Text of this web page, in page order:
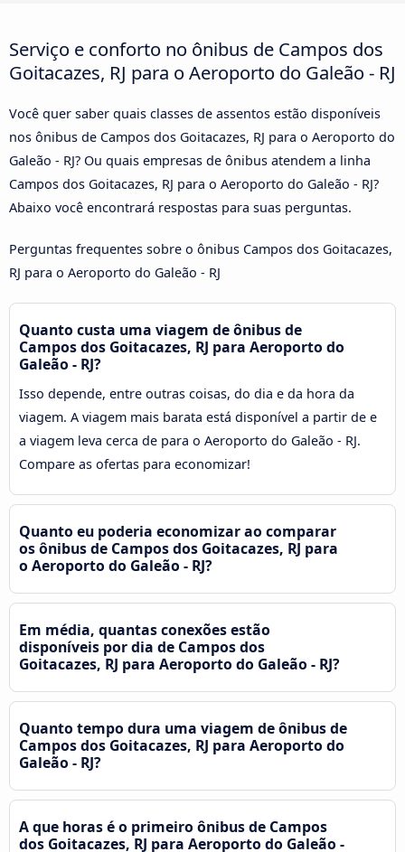
Serviço e conforto no ônibus de Campos dos
Goitacazes, RJ para o Aeroporto do Galeão - RJ
Você quer saber quais classes de assentos estão disponíveis
nos ônibus de Campos dos Goitacazes, RJ para o Aeroporto do
Galeão - RJ? Ou quais empresas de ônibus atendem a linha
Campos dos Goitacazes, RJ para o Aeroporto do Galeão - RJ?
Abaixo você encontrará respostas para suas perguntas.
Perguntas frequentes sobre o ônibus Campos dos Goitacazes,
RJ para o Aeroporto do Galeão - RJ
Quanto custa uma viagem de ônibus de
Campos dos Goitacazes, RJ para Aeroporto do
Galeão - RJ?
Isso depende, entre outras coisas, do dia e da hora da
viagem. A viagem mais barata está disponível a partir de e
a viagem leva cerca de para o Aeroporto do Galeão - RJ.
Compare as ofertas para economizar!
Quanto eu poderia economizar ao comparar
os ônibus de Campos dos Goitacazes, RJ para
o Aeroporto do Galeão - RJ?
Em média, quantas conexões estão
disponíveis por dia de Campos dos
Goitacazes, RJ para Aeroporto do Galeão - RJ?
Quanto tempo dura uma viagem de ônibus de
Campos dos Goitacazes, RJ para Aeroporto do
Galeão - RJ?
A que horas é o primeiro ônibus de Campos
dos Goitacazes, RJ para Aeroporto do Galeão -